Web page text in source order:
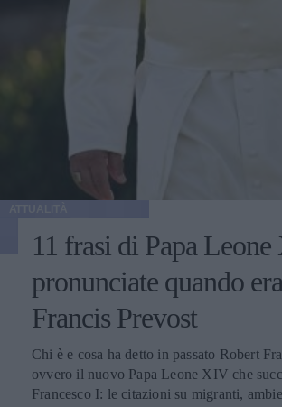
11 frasi di Papa
pronunciate quando
Francis Prevost
Chi è e cosa ha detto in passato Robert
ovvero il nuovo Papa Leone XIV che
Francesco I: le citazioni su migranti,